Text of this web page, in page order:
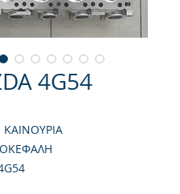
4G54
ΚΑΙΝΟΥΡΙΑ